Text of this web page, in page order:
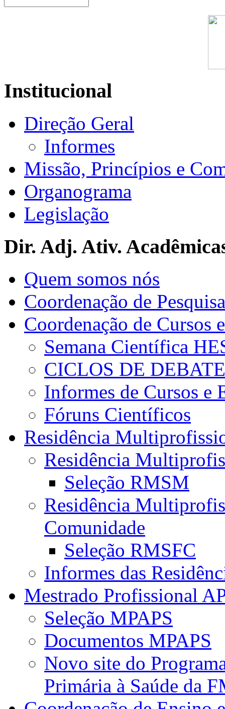
Institucional
Direção Geral
Informes
Missão, Princípios e
Organograma
Legislação
Dir. Adj. Ativ.
Quem somos nós
Coordenação de Pesquisa
Coordenação de Cursos
Semana Científica
CICLOS DE
Informes de Cursos e
Fóruns Científicos
Residência
Residência
Seleção RMSM
Residência
Comunidade
Seleção RMSFC
Informes das
Mestrado Profissional
Seleção MPAPS
Documentos MPAPS
Novo site do
Primária à Saúde da